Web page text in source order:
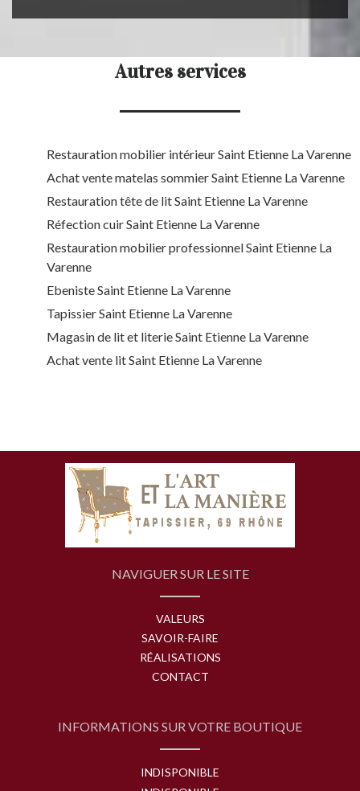
Autres services
Restauration mobilier intérieur Saint Etienne La Varenne
Achat vente matelas sommier Saint Etienne La Varenne
Restauration tête de lit Saint Etienne La Varenne
Réfection cuir Saint Etienne La Varenne
Restauration mobilier professionnel Saint Etienne La
Varenne
Ebeniste Saint Etienne La Varenne
Tapissier Saint Etienne La Varenne
Magasin de lit et literie Saint Etienne La Varenne
Achat vente lit Saint Etienne La Varenne
NAVIGUER SUR LE SITE
VALEURS
SAVOIR-FAIRE
RÉALISATIONS
CONTACT
INFORMATIONS SUR VOTRE BOUTIQUE
INDISPONIBLE